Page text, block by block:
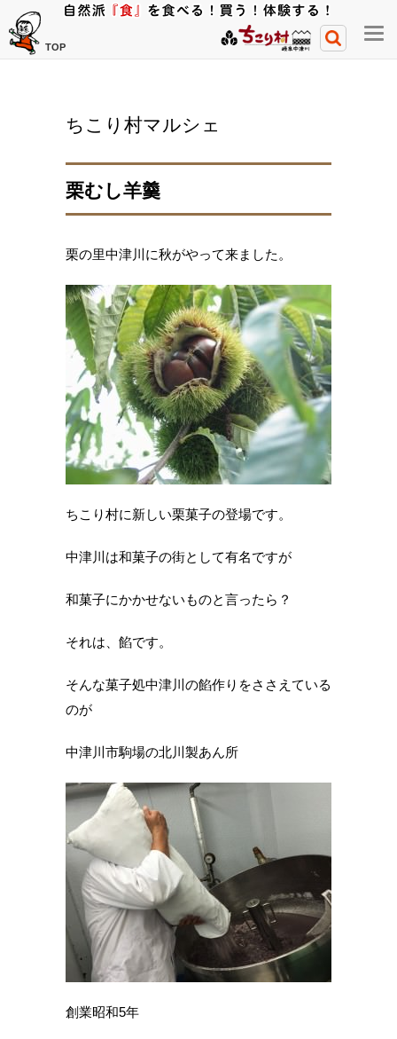
TOP
メ
ニ
ちこり村マルシェ
栗むし羊羹
栗の里中津川に秋がやって来ました。
ちこり村に新しい栗菓子の登場です。
中津川は和菓子の街として有名ですが
和菓子にかかせないものと言ったら？
それは、餡です。
そんな菓子処中津川の餡作りをささえている
のが
中津川市駒場の北川製あん所
創業昭和5年